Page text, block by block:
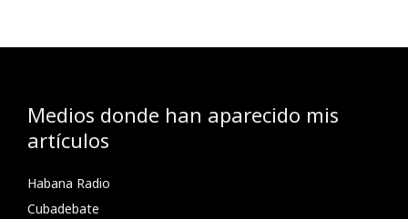
Medios donde han aparecido mis
artículos
Habana Radio
Cubadebate